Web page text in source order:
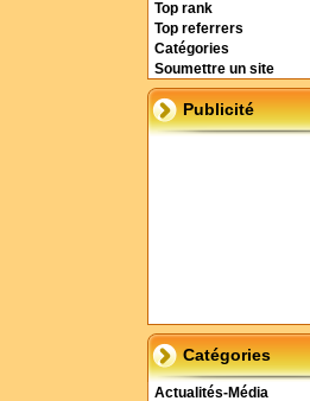
Top rank
Top referrers
Catégories
Soumettre un site
Publicité
Catégories
Actualités-Média